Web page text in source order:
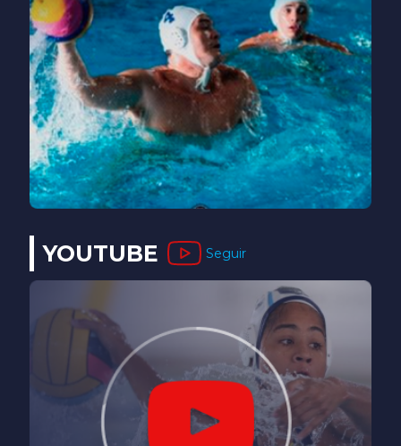
YOUTUBE Seguir